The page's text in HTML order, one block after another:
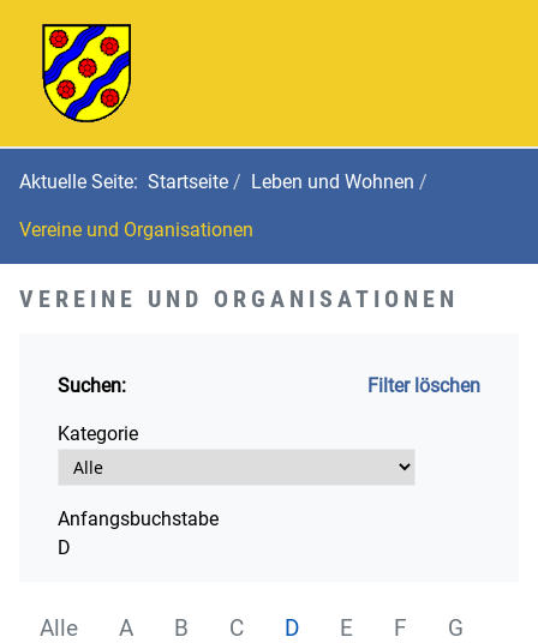
Aktuelle Seite: Startseite Leben und Wohnen
Vereine und Organisationen
VEREINE UND ORGANISATIONEN
Suchen: Filter löschen
Kategorie
Anfangsbuchstabe
D
Alle A B C D E F
G